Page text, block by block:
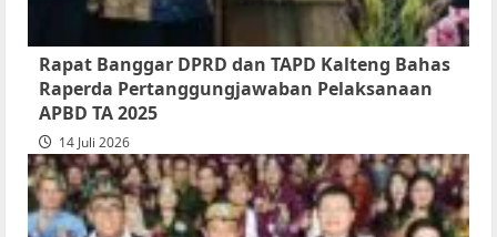
Raperda
Pertanggungjawaban
Pelaksanaan
APBD
2025
Rapat Banggar DPRD dan TAPD Kalteng Bahas
Raperda Pertanggungjawaban Pelaksanaan
APBD TA 2025
14 Juli 2026